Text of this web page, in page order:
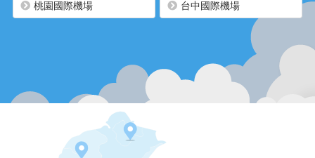
桃園國際機場 台中國際機場